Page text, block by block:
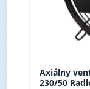
Axiálny
230/50